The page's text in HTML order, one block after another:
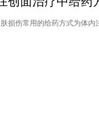
损伤常用的给药方式为体